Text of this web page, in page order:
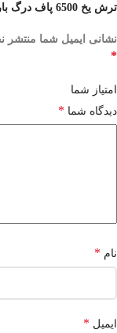
ترش یخ 6500 پاف درگ بار | DRAG B6500 SOUR APPLE ICE”
نشانی ایمیل شما منتشر
*
امتیاز شما
دیدگاه شما *
نام *
ایمیل *